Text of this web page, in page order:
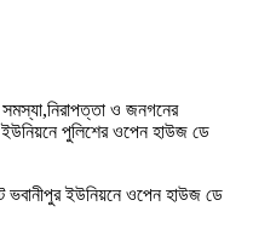
ও জনগনের
ইউনিয়নে পুলিশের ওপেন হাউজ ডে
ভবানীপুর ইউনিয়নে ওপেন হাউজ ডে